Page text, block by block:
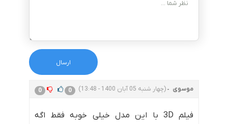
موسوی (چهار شنبه 05 آبان 1400 - 13:48) 0 0
فیلم 3D با این مدل خیلی خوبه فقط اگه